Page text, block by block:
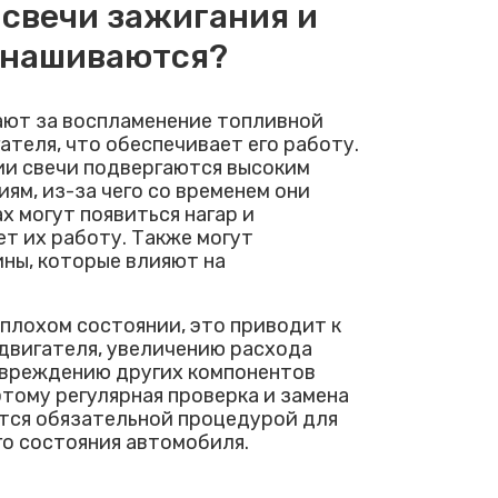
зажигания и
за воспламенение топливной
что обеспечивает его работу.
свечи подвергаются высоким
из-за чего со временем они
могут появиться нагар и
их работу. Также могут
которые влияют на
состоянии, это приводит к
увеличению расхода
других компонентов
регулярная проверка и замена
обязательной процедурой для
состояния автомобиля.